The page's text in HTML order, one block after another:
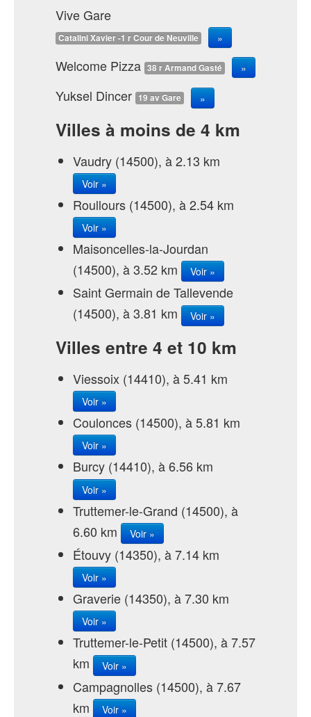
Vive Gare
Catalini Xavier -1 r Cour de Neuville »
Welcome Pizza 38 r Armand Gasté »
Yuksel Dincer 19 av Gare »
Villes à moins de 4 km
Vaudry (14500), à 2.13 km
Voir »
Roullours (14500), à 2.54 km
Voir »
Maisoncelles-la-Jourdan
(14500), à 3.52 km
Voir »
Saint Germain de Tallevende
(14500), à 3.81 km
Voir »
Villes entre 4 et 10 km
Viessoix (14410), à 5.41 km
Voir »
Coulonces (14500), à 5.81 km
Voir »
Burcy (14410), à 6.56 km
Voir »
Truttemer-le-Grand (14500), à
6.60 km
Voir »
Étouvy (14350), à 7.14 km
Voir »
Graverie (14350), à 7.30 km
Voir »
Truttemer-le-Petit (14500), à 7.57
km
Voir »
Campagnolles (14500), à 7.67
km
Voir »